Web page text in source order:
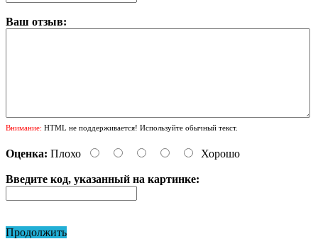
Ваш отзыв:
Внимание: HTML не поддерживается! Используйте обычный текст.
Оценка: Плохо Хорошо
Введите код, указанный на картинке:
Продолжить